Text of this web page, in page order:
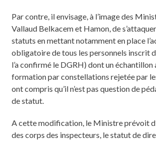
Par contre, il envisage, à l’image des
Vallaud Belkacem et Hamon, de
statuts en mettant notamment en place
obligatoire de tous les personnels inscrit
l’a confirmé le DGRH) dont un échantillon
formation par constellations rejetée par
ont compris qu’il n’est pas question de
de statut.
A cette modification, le Ministre prévoit
des corps des inspecteurs, le statut de